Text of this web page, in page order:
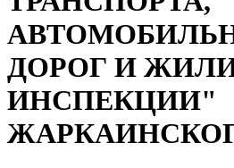
ДОРОГ И
ИНСПЕКЦИИ"